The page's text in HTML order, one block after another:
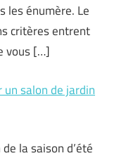
les énumère. Le
critères entrent
vous […]
un salon de jardin
la saison d’été